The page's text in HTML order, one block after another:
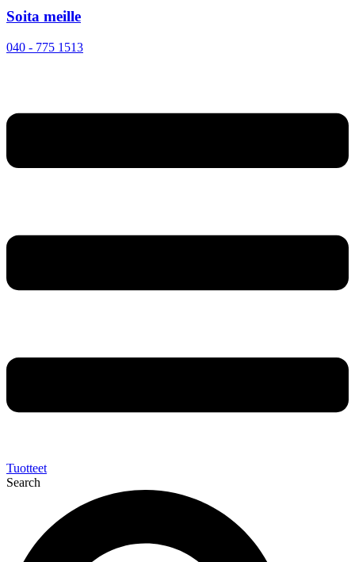
Soita meille
040 - 775 1513
Tuotteet
Search